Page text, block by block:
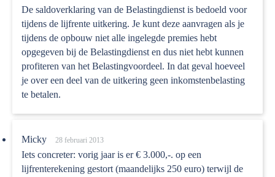
De saldoverklaring van de Belastingdienst is bedoeld voor
tijdens de lijfrente uitkering. Je kunt deze aanvragen als je
tijdens de opbouw niet alle ingelegde premies hebt
opgegeven bij de Belastingdienst en dus niet hebt kunnen
profiteren van het Belastingvoordeel. In dat geval hoeveel
je over een deel van de uitkering geen inkomstenbelasting
te betalen.
Micky 28 februari 2013
Iets concreter: vorig jaar is er € 3.000,-. op een
lijfrenterekening gestort (maandelijks 250 euro) terwijl de